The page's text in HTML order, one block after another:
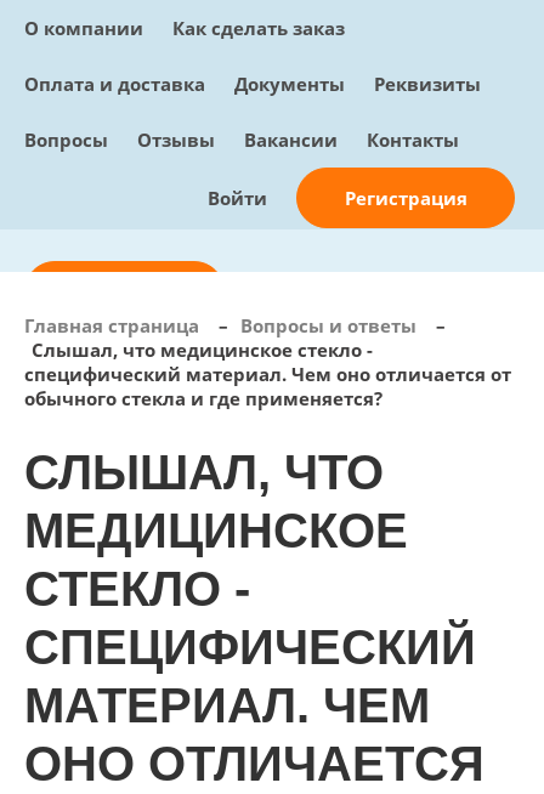
О компании Как сделать заказ
Оплата и доставка Документы Реквизиты
Вопросы Отзывы Вакансии Контакты
Войти Регистрация
info@sunmed.ru
Пн – Пт: с 10:00 - 18:00
Перезвоните мне
В корзине
0 позиций, 0 руб.
0
КАТАЛОГ
Главная страница – Вопросы и ответы
–
Слышал, что медицинское стекло -
специфический материал. Чем оно отличается от
обычного стекла и где применяется?
СЛЫШАЛ, ЧТО
МЕДИЦИНСКОЕ
СТЕКЛО -
СПЕЦИФИЧЕСКИЙ
МАТЕРИАЛ. ЧЕМ
ОНО ОТЛИЧАЕТСЯ